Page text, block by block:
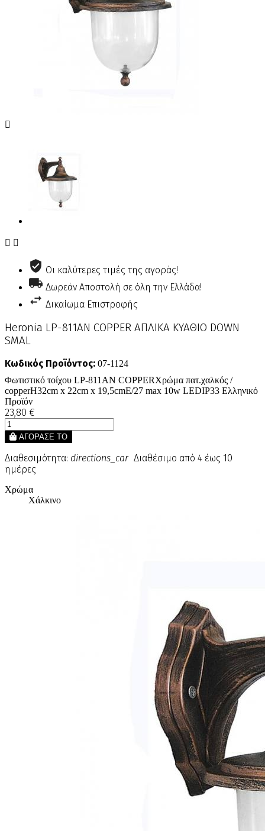

 
Οι καλύτερες τιμές της αγοράς!
Δωρεάν Αποστολή σε όλη την Ελλάδα!
Δικαίωμα Επιστροφής
Heronia LP-811ΑΝ COPPER ΑΠΛΙΚΑ ΚΥΑΘΙΟ DOWN
SMAL
Κωδικός Προϊόντος: 07-1124
Φωτιστικό τοίχου LP-811AN COPPERΧρώμα πατ.χαλκός /
copperΗ32cm x 22cm x 19,5cmE/27 max 10w LEDIP33 Ελληνικό
Προϊόν
23,80 €
ΑΓΟΡΑΣΕ ΤΟ
Διαθεσιμότητα: directions_car Διαθέσιμο από 4 έως 10
ημέρες
Χρώμα
Χάλκινο